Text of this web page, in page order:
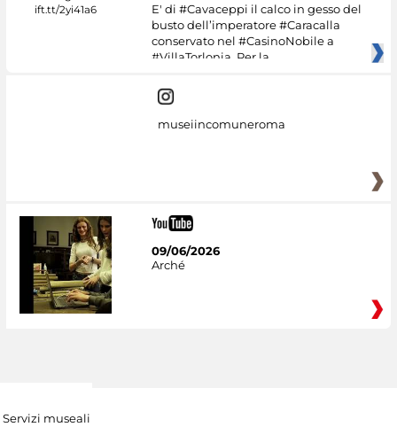
E' di #Cavaceppi il calco in gesso del
busto dell’imperatore #Caracalla
conservato nel #CasinoNobile a
#VillaTorlonia. Per la
museiincomuneroma
09/06/2026
Arché
Servizi museali